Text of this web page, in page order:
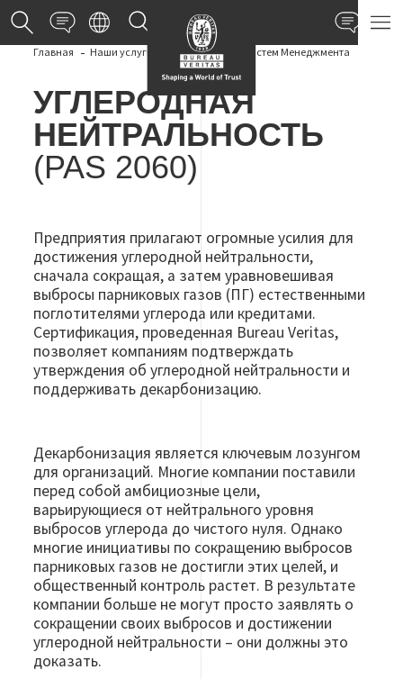
Свяжитесь с нами
Офисы и лаборатории
Главная Наши услуги Сертификация Систем Менеджмента
УГЛЕРОДНАЯ
НЕЙТРАЛЬНОСТЬ
(PAS 2060)
Предприятия прилагают огромные усилия для
достижения углеродной нейтральности,
сначала сокращая, а затем уравновешивая
выбросы парниковых газов (ПГ) естественными
поглотителями углерода или кредитами.
Сертификация, проведенная Bureau Veritas,
позволяет компаниям подтверждать
утверждения об углеродной нейтральности и
поддерживать декарбонизацию.
Декарбонизация является ключевым лозунгом
для организаций. Многие компании поставили
перед собой амбициозные цели,
варьирующиеся от нейтрального уровня
выбросов углерода до чистого нуля. Однако
многие инициативы по сокращению выбросов
парниковых газов не достигли этих целей, и
общественный контроль растет. В результате
компании больше не могут просто заявлять о
сокращении своих выбросов и достижении
углеродной нейтральности – они должны это
доказать.